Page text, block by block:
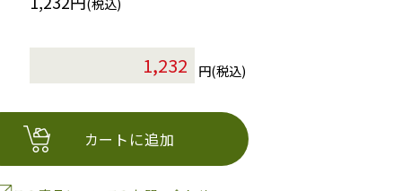
円(税込)
カートに追加